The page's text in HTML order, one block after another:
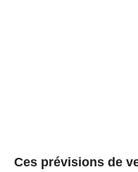
Ces prévisions de